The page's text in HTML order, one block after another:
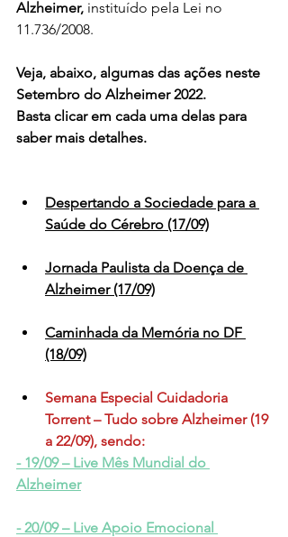
Alzheimer, instituído pela Lei no
11.736/2008.
Veja, abaixo, algumas das ações neste
Setembro do Alzheimer 2022.
Basta clicar em cada uma delas para
saber mais detalhes.
Despertando a Sociedade para a
Saúde do Cérebro (17/09)
Jornada Paulista da Doença de
Alzheimer (17/09)
Caminhada da Memória no DF
(18/09)
Semana Especial Cuidadoria
Torrent – Tudo sobre Alzheimer (19
a 22/09), sendo:
- 19/09 – Live Mês Mundial do
Alzheimer
- 20/09 – Live Apoio Emocional